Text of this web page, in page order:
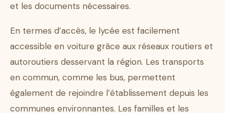
et les documents nécessaires.
En termes d’accès, le lycée est facilement
accessible en voiture grâce aux réseaux routiers et
autoroutiers desservant la région. Les transports
en commun, comme les bus, permettent
également de rejoindre l’établissement depuis les
communes environnantes. Les familles et les